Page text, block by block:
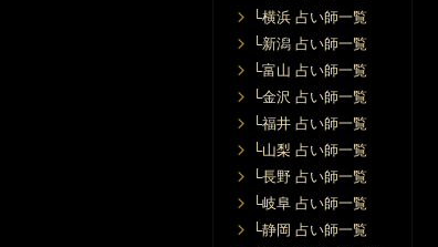
8/23 (日) 10:00〜22:00
【大阪 / アメリカ村店4階】
8/24 (月) 10:00〜22:00
【大阪 / アメリカ村店4階】
8/25 (火) 10:00〜22:00
【大阪 / アメリカ村店4階】
8/26 (水) 10:00〜22:00
【大阪 / アメリカ村店4階】
└横浜 占い師一覧
└新潟 占い師一覧
└富山 占い師一覧
└金沢 占い師一覧
└福井 占い師一覧
└山梨 占い師一覧
└長野 占い師一覧
└岐阜 占い師一覧
└静岡 占い師一覧